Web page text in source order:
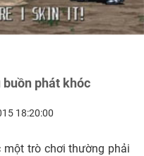
phát khóc
18:20:00
một trò chơi thường phải